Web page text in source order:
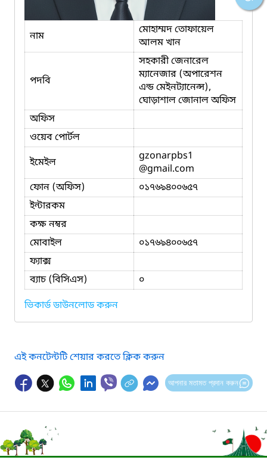
নাম
মোহাম্মদ তোফায়েল
আলম খান
পদবি
সহকারী জেনারেল
ম্যানেজার (অপারেশন
এন্ড মেইনট্যানেন্স),
ঘোড়াশাল জোনাল অফিস
অফিস
ওয়েব পোর্টল
ইমেইল
gzonarpbs1
@gmail.com
ফোন (অফিস)
০১৭৬৯৪০০৬৫৭
ইন্টারকম
কক্ষ নম্বর
মোবাইল
০১৭৬৯৪০০৬৫৭
ফ্যাক্স
ব্যাচ (বিসিএস)
০
ভিকার্ড ডাউনলোড করুন
এই কনটেন্টটি শেয়ার করতে ক্লিক করুন
আপনার মতামত প্রদান করুন